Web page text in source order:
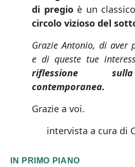
di pregioè un
circolo vizioso del
Grazie Antonio, di aver
e di queste tue
riflessione
contemporanea.
Grazie a voi.
intervista a cura di
IN PRIMO PIANO